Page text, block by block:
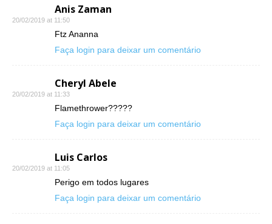
Anis Zaman
20/02/2019 at 11:50
Ftz Ananna
Faça login para deixar um comentário
Cheryl Abele
20/02/2019 at 11:33
Flamethrower?????
Faça login para deixar um comentário
Luis Carlos
20/02/2019 at 11:05
Perigo em todos lugares
Faça login para deixar um comentário